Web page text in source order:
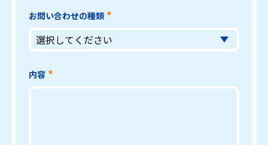
お問い合わせの種類
内容